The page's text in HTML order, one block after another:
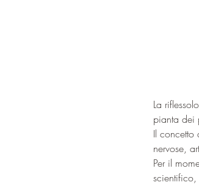
La
pianta dei
Il
nervose,
Per il